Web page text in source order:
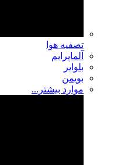
تصفیه هوا
آلماپرایم
بلوایر
بویمن
موارد بیشتر...